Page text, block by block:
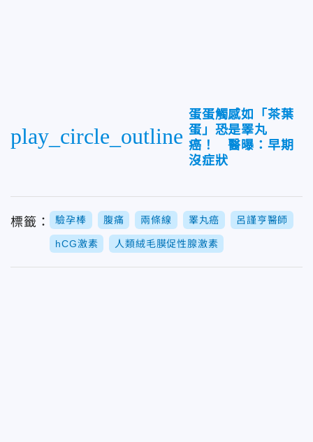
play_circle_outline
蛋蛋觸感如「茶葉
蛋」恐是睪丸
癌！ 醫曝：早期
沒症狀
標籤： 驗孕棒 腹痛 兩條線 睪丸癌 呂謹亨醫師
hCG激素 人類絨毛膜促性腺激素